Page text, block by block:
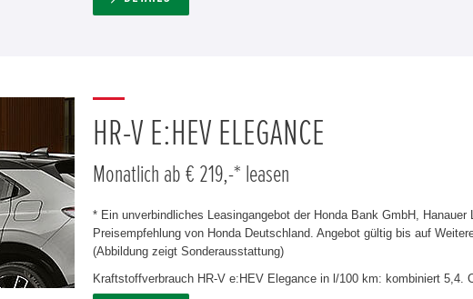
HR-V E:HEV ELEGANCE
Monatlich ab € 219,-* leasen
* Ein unverbindliches Leasingangebot der Honda Bank GmbH,
Preisempfehlung von Honda Deutschland. Angebot gültig bis auf
(Abbildung zeigt Sonderausstattung)
Kraftstoffverbrauch HR-V e:HEV Elegance in l/100 km: kombiniert 5,4.